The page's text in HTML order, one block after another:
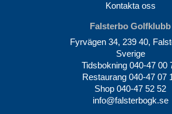
Kontakta oss
Falsterbo Golfklubb
Fyrvägen 34, 239 40,
Sverige
Tidsbokning040-47 00
Restaurang040-47 07
Shop040-47 52 52
info@falsterbogk.se